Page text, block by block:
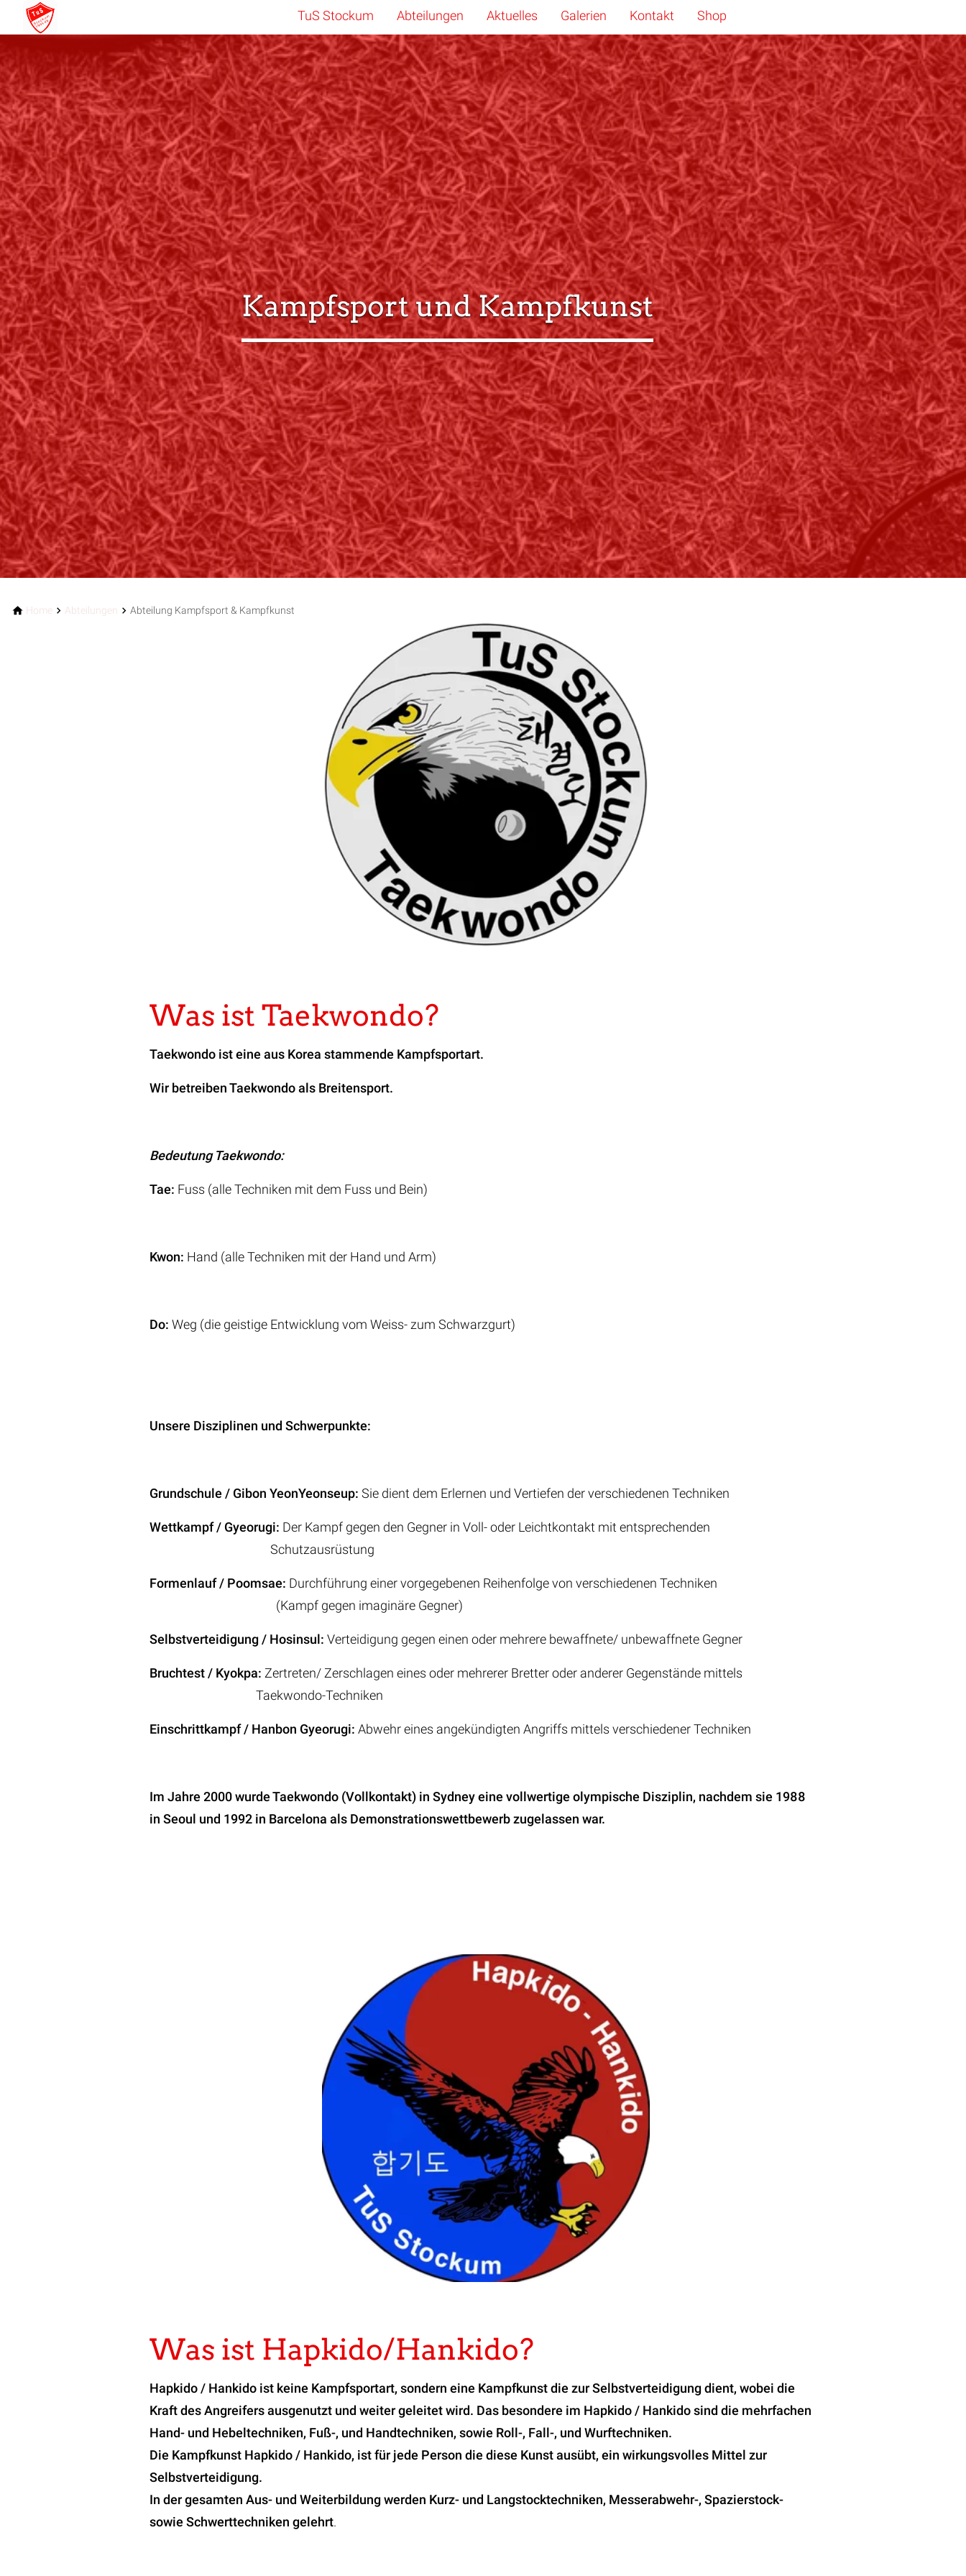
TuS Stockum Abteilungen Aktuelles Galerien Kontakt Shop
Kampfsport und Kampfkunst
Home Abteilungen Abteilung Kampfsport & Kampfkunst
Was ist Taekwondo?
Taekwondo ist eine aus Korea stammende Kampfsportart.
Wir betreiben Taekwondo als Breitensport.
Bedeutung Taekwondo:
Tae: Fuss (alle Techniken mit dem Fuss und Bein)
Kwon: Hand (alle Techniken mit der Hand und Arm)
Do: Weg (die geistige Entwicklung vom Weiss- zum Schwarzgurt)
Unsere Disziplinen und Schwerpunkte:
Grundschule / Gibon YeonYeonseup: Sie dient dem Erlernen und Vertiefen der verschiedenen Techniken
Wettkampf / Gyeorugi: Der Kampf gegen den Gegner in Voll- oder Leichtkontakt mit entsprechenden
Schutzausrüstung
Formenlauf / Poomsae: Durchführung einer vorgegebenen Reihenfolge von verschiedenen Techniken
(Kampf gegen imaginäre Gegner)
Selbstverteidigung / Hosinsul: Verteidigung gegen einen oder mehrere bewaffnete/ unbewaffnete Gegner
Bruchtest / Kyokpa: Zertreten/ Zerschlagen eines oder mehrerer Bretter oder anderer Gegenstände mittels
Taekwondo-Techniken
Einschrittkampf / Hanbon Gyeorugi: Abwehr eines angekündigten Angriffs mittels verschiedener Techniken
Im Jahre 2000 wurde Taekwondo (Vollkontakt) in Sydney eine vollwertige olympische Disziplin, nachdem sie 1988
in Seoul und 1992 in Barcelona als Demonstrationswettbewerb zugelassen war.
Was ist Hapkido/Hankido?
Hapkido / Hankido ist keine Kampfsportart, sondern eine Kampfkunst die zur Selbstverteidigung dient, wobei die
Kraft des Angreifers ausgenutzt und weiter geleitet wird. Das besondere im Hapkido / Hankido sind die mehrfachen
Hand- und Hebeltechniken, Fuß-, und Handtechniken, sowie Roll-, Fall-, und Wurftechniken.
Die Kampfkunst Hapkido / Hankido, ist für jede Person die diese Kunst ausübt, ein wirkungsvolles Mittel zur
Selbstverteidigung.
In der gesamten Aus- und Weiterbildung werden Kurz- und Langstocktechniken, Messerabwehr-, Spazierstock-
sowie Schwerttechniken gelehrt.